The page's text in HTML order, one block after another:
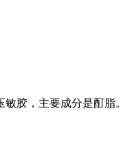
胶，主要成分是酊脂。